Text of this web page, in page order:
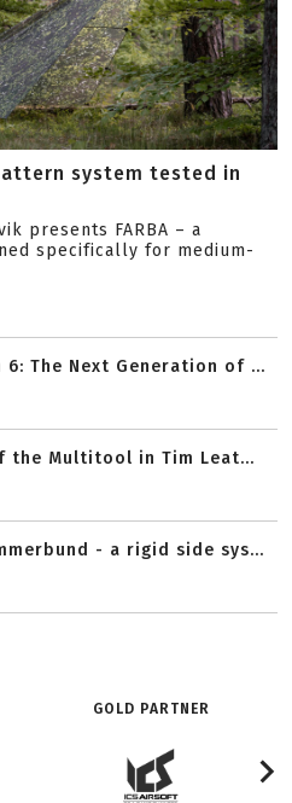
system tested in
presents FARBA – a
specifically for medium-
6: The Next Generation of ...
the Multitool in Tim Leat...
- a rigid side sys...
GOLD PARTNER